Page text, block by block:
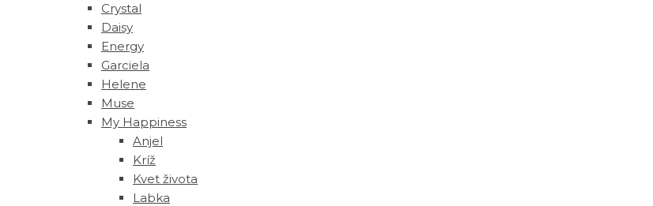
Crystal
Daisy
Energy
Garciela
Helene
Muse
‎My Happiness
Anjel
Kríž
Kvet života
Labka